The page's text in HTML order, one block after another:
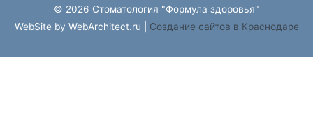
© 2026 Стоматология "Формула здоровья"
WebSite by WebArchitect.ru | Cоздание сайтов в Краснодаре